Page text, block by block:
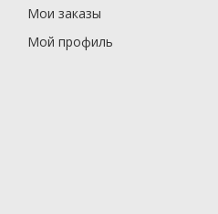
Мои заказы
Мой профиль